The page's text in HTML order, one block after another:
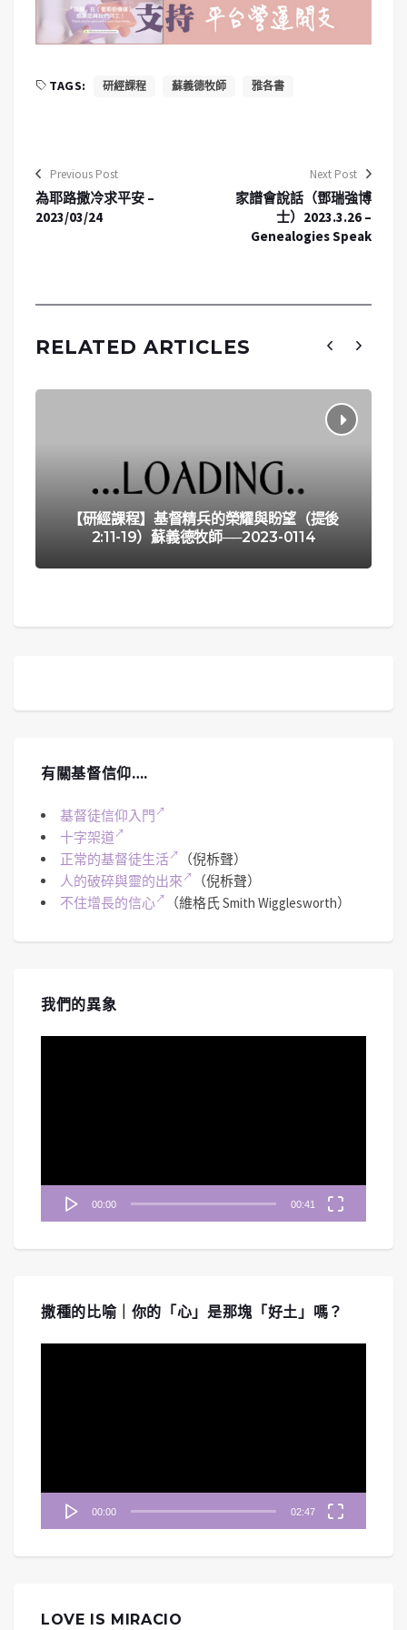
TAGS: 研經課程 蘇義德牧師 雅各書
Previous Post
為耶路撒冷求平安 –
2023/03/24
Next Post
家譜會說話（鄧瑞強博
士）2023.3.26 –
Genealogies Speak
RELATED ARTICLES
【研經課程】基督精兵的榮耀與盼望（提後
2:11-19）蘇義德牧師──2023-0114
有關基督信仰….
基督徒信仰入門
十字架道
正常的基督徒生活
（倪柝聲）
人的破碎與靈的出來
（倪柝聲）
不住增長的信心
（維格氏 Smith Wigglesworth）
我們的異象
00:00 00:41
撒種的比喻｜你的「心」是那塊「好土」嗎？
00:00 02:47
LOVE IS MIRACIO